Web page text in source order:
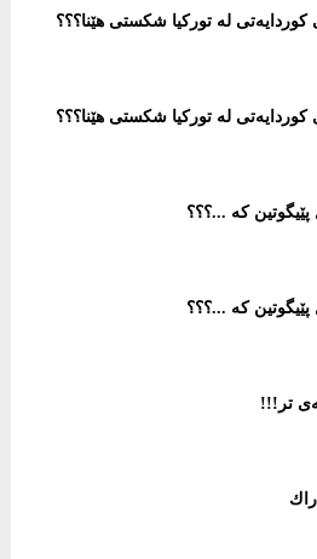
كوردایەتی لە توركیا شكستی هێنا؟؟؟
كوردایەتی لە توركیا شكستی هێنا؟؟؟
كە ...؟؟؟
كە ...؟؟؟
تر!!!